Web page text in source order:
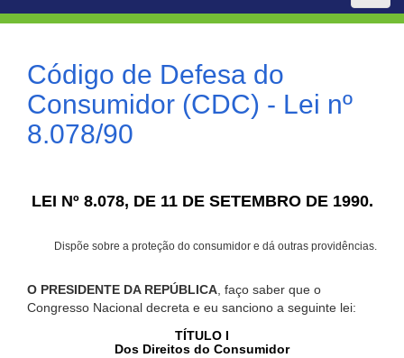
Código de Defesa do
Consumidor (CDC) - Lei nº
8.078/90
LEI Nº 8.078, DE 11 DE SETEMBRO DE 1990.
Dispõe sobre a proteção do consumidor e dá outras providências.
O PRESIDENTE DA REPÚBLICA , faço saber que o
Congresso Nacional decreta e eu sanciono a seguinte lei:
TÍTULO I
Dos Direitos do Consumidor